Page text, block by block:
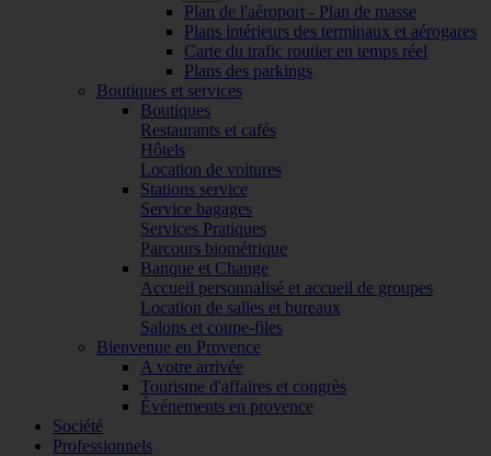
Plan de l'aéroport - Plan de masse
Plans intérieurs des terminaux et aérogares
Carte du trafic routier en temps réel
Plans des parkings
Boutiques et services
Boutiques
Restaurants et cafés
Hôtels
Location de voitures
Stations service
Service bagages
Services Pratiques
Parcours biométrique
Banque et Change
Accueil personnalisé et accueil de groupes
Location de salles et bureaux
Salons et coupe-files
Bienvenue en Provence
A votre arrivée
Tourisme d'affaires et congrès
Événements en provence
Société
Professionnels